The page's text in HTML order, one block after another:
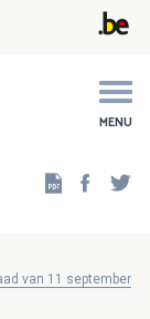
MENU
van 11 september